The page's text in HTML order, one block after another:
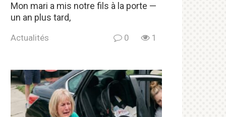
Mon mari a mis notre fils à la porte —
un an plus tard,
Actualités 0 1